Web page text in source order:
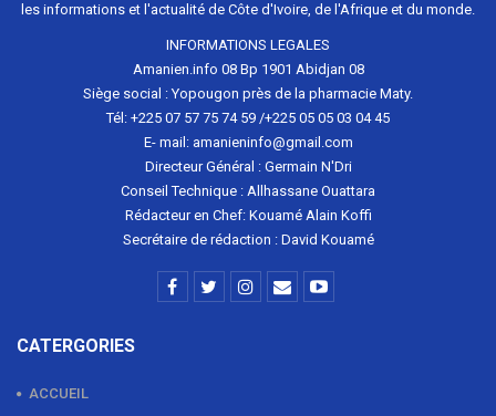
les informations et l'actualité de Côte d'Ivoire, de l'Afrique et du monde.
INFORMATIONS LEGALES
Amanien.info 08 Bp 1901 Abidjan 08
Siège social : Yopougon près de la pharmacie Maty.
Tél: +225 07 57 75 74 59 /+225 05 05 03 04 45
E- mail: amanieninfo@gmail.com
Directeur Général : Germain N'Dri
Conseil Technique : Allhassane Ouattara
Rédacteur en Chef: Kouamé Alain Koffi
Secrétaire de rédaction : David Kouamé
CATERGORIES
ACCUEIL